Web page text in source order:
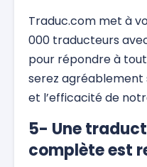
Traduc.com met à
000 traducteurs
pour répondre à
serez
et l’efficacité de
5- Une
complète est